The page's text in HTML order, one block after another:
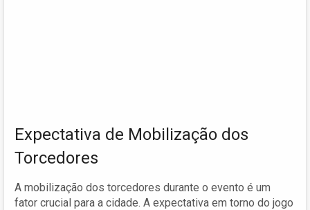
Expectativa de Mobilização dos
Torcedores
A mobilização dos torcedores durante o evento é um
fator crucial para a cidade. A expectativa em torno do jogo